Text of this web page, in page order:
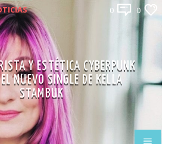
0 0
Y ESTÉTICA CYBERPUNK
NUEVO SINGLE DE KELLA
STAMBUK